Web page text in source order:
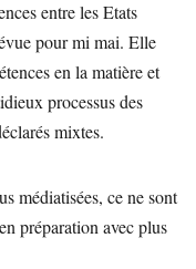
entre les Etats
pour mi mai. Elle
en la matière et
processus des
mixtes.
médiatisées, ce ne sont
préparation avec plus